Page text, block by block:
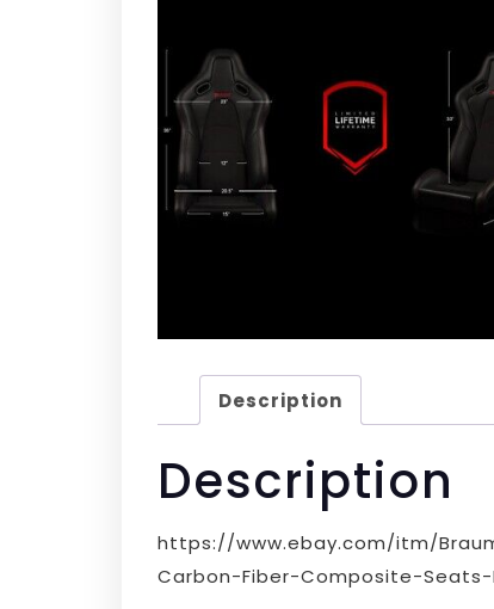
Description
Description
https://www.ebay.com/itm/
Carbon-Fiber-Composite-Seats-